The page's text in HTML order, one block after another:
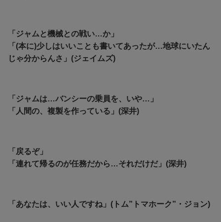
「ジャムと機械との戦い…か」
「(本に)少しはいいことも書いてあったが…地球にいたん
じゃ分からんさ」(ジェイムズ)
「ジャムは…バンシーの乗員を、いや…」
「人間の、複製を作っている」(深井)
「戻るぞ」
「連れて帰るのが任務だから…それだけだ」(深井)
「あなたは、いい人ですね」(トム”トマホーク”・ジョン)